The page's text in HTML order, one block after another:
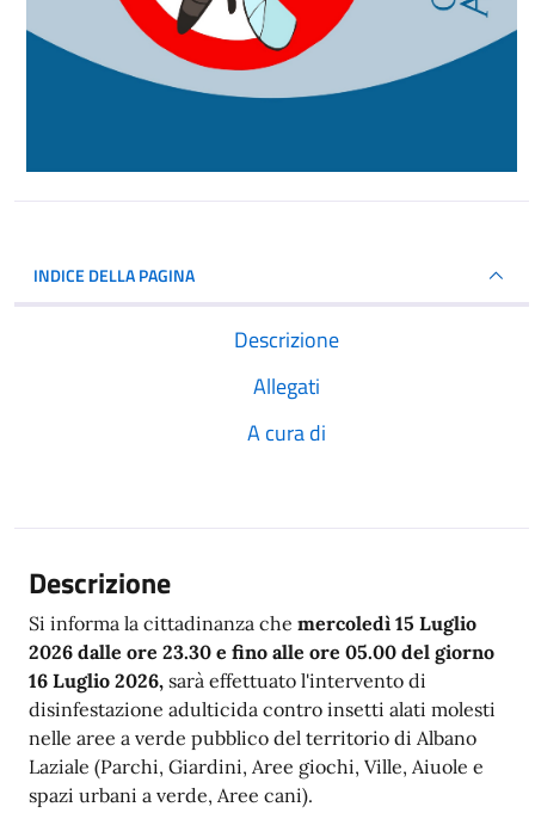
INDICE DELLA PAGINA
Descrizione
Allegati
A cura di
Descrizione
Si informa la cittadinanza che mercoledì 15 Luglio
2026 dalle ore 23.30 e fino alle ore 05.00 del giorno
16 Luglio 2026, sarà effettuato l'intervento di
disinfestazione adulticida contro insetti alati molesti
nelle aree a verde pubblico del territorio di Albano
Laziale (Parchi, Giardini, Aree giochi, Ville, Aiuole e
spazi urbani a verde, Aree cani).